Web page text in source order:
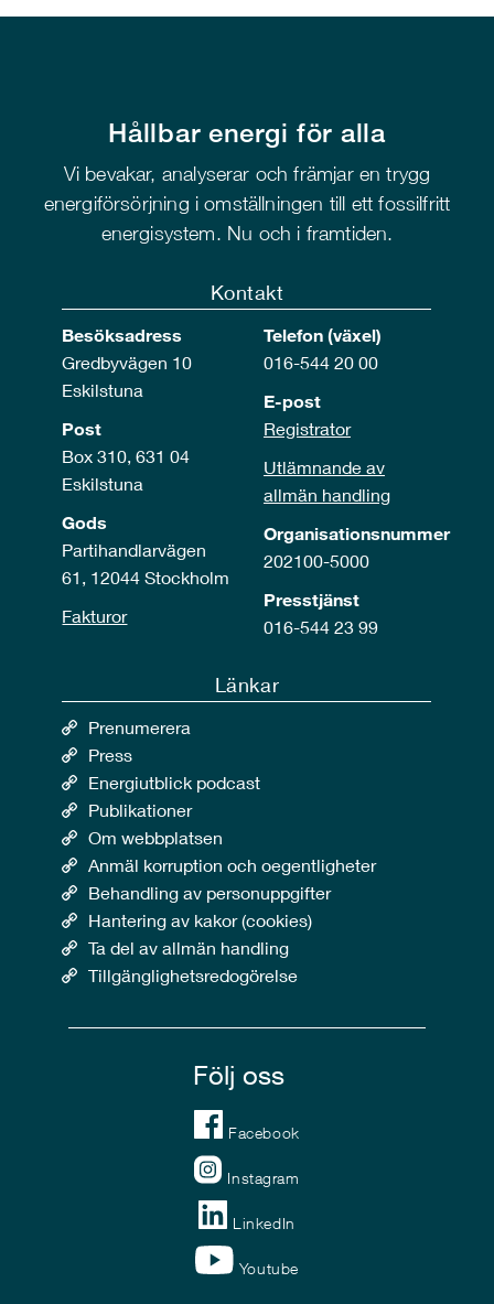
Hållbar energi för alla
Vi bevakar, analyserar och främjar en trygg
energiförsörjning i omställningen till ett fossilfritt
energisystem. Nu och i framtiden.
Kontakt
Besöksadress
Gredbyvägen 10
Eskilstuna
Post
Box 310, 631 04
Eskilstuna
Gods
Partihandlarvägen
61, 12044 Stockholm
Fakturor
Telefon (växel)
016-544 20 00
E-post
Registrator
Utlämnande av
allmän handling
Organisationsnummer
202100-5000
Presstjänst
016-544 23 99
Länkar
Prenumerera
Press
Energiutblick podcast
Publikationer
Om webbplatsen
Anmäl korruption och oegentligheter
Behandling av personuppgifter
Hantering av kakor (cookies)
Ta del av allmän handling
Tillgänglighetsredogörelse
Följ oss
Facebook
Instagram
LinkedIn
Youtube